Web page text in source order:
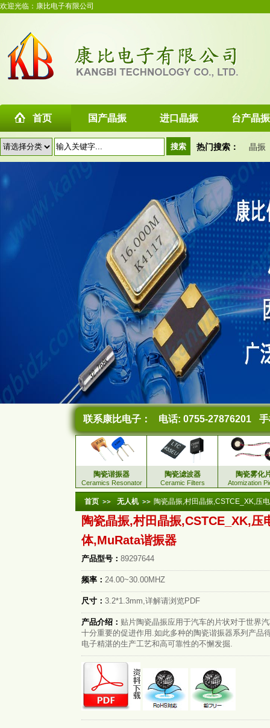
欢迎光临：康比电子有限公司
首页 国产晶振 进口晶振 台产晶振
热门搜索： 晶振
联系康比电子： 电话: 0755-27876201
陶瓷谐振器
Ceramics Resonator
陶瓷滤波器
Ceramic Filters
陶瓷雾化
Atomization
首页 无人机 陶瓷晶振,村田晶振,CSTCE_XK,压
陶瓷晶振,村田晶振,CSTCE_XK,压
体,MuRata谐振器
产品型号： 89297644
频率： 24.00~30.00MHZ
尺寸： 3.2*1.3mm,详解请浏览PDF
产品介绍： 贴片陶瓷晶振应用于汽车的片状对于世界
十分重要的促进作用.如此多种的陶瓷谐振器系列产品
电子精湛的生产工艺和高可靠性的不懈发掘.